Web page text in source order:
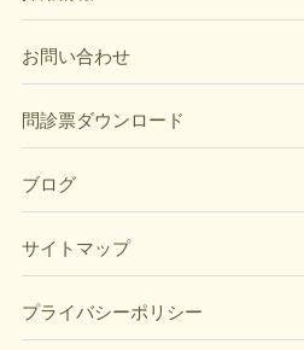
お問い合わせ
問診票ダウンロード
ブログ
サイトマップ
プライバシーポリシー